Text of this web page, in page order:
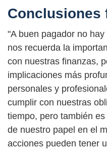
Conclusiones
"A buen pagador no
nos recuerda la
con nuestras finanzas,
implicaciones más
personales y
cumplir con nuestras
tiempo, pero también
de nuestro papel en el
acciones pueden tener